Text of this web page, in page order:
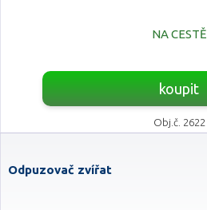
NA CESTĚ
koupit
Obj.č. 2622
Odpuzovač zvířat